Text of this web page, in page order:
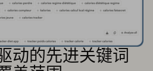
动的先进关键词